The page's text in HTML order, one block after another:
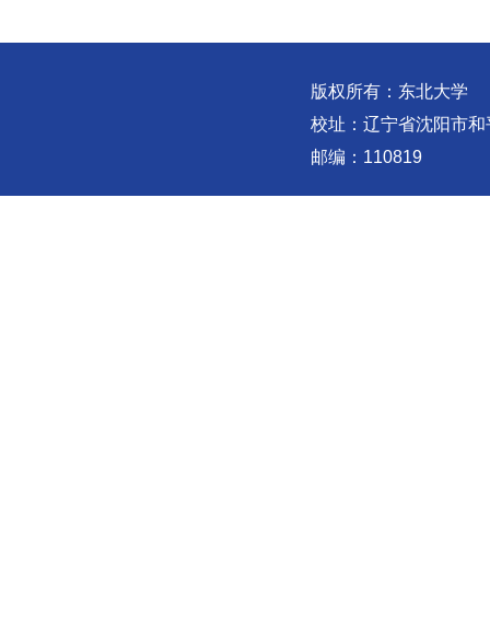
版权所有：东北大学
校址：辽宁省沈阳市
邮编：110819